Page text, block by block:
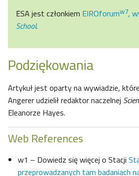
ESA jest członkiem EIROforumw7,
School.
Podziękowania
Artykuł jest oparty na wywiadzie,
Angerer udzielił redaktor naczelnej
Eleanorze Hayes.
Web References
w1 – Dowiedz się więcej o Stacji
przeprowadzanych tam badaniach